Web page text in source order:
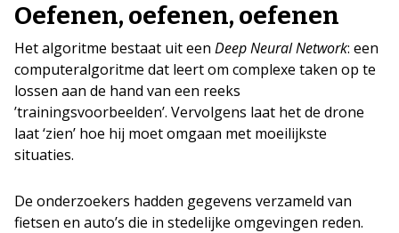
Oefenen, oefenen, oefenen
Het algoritme bestaat uit een Deep Neural Network: een
computeralgoritme dat leert om complexe taken op te
lossen aan de hand van een reeks
’trainingsvoorbeelden’. Vervolgens laat het de drone
laat ‘zien’ hoe hij moet omgaan met moeilijkste
situaties.
De onderzoekers hadden gegevens verzameld van
fietsen en auto’s die in stedelijke omgevingen reden.